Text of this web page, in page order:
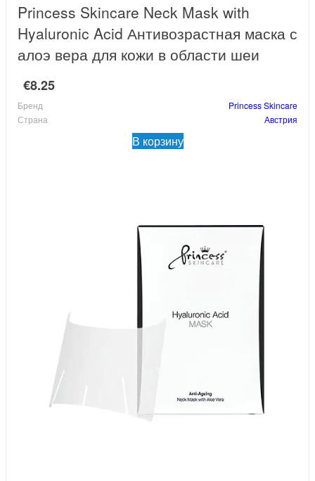
Princess Skincare Neck Mask with
Hyaluronic Acid Антивозрастная маска с
алоэ вера для кожи в области шеи
€8.25
Бренд
Princess Skincare
Страна
Австрия
В корзину